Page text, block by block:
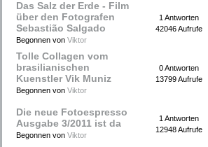
Das Salz der Erde - Film
über den Fotografen
Sebastião Salgado
Begonnen von Viktor
1 Antworten
42046 Aufrufe
Tolle Collagen vom
brasilianischen
Kuenstler Vik Muniz
Begonnen von Viktor
0 Antworten
13799 Aufrufe
Die neue Fotoespresso
Ausgabe 3/2011 ist da
Begonnen von Viktor
1 Antworten
12948 Aufrufe